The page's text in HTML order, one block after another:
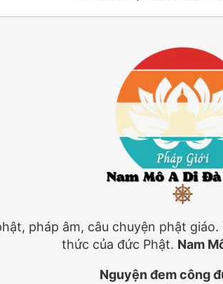
pháp âm, câu chuyện phật
thức của đức Phật. Nam
Nguyện đem công